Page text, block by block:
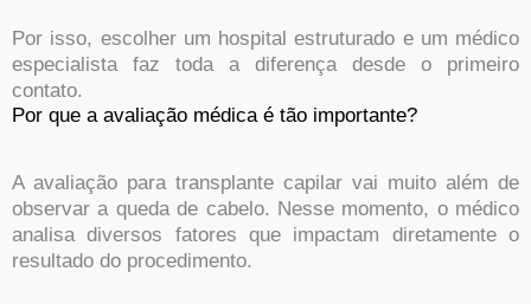
Por isso, escolher um hospital estruturado e um médico
especialista faz toda a diferença desde o primeiro
contato.
Por que a avaliação médica é tão importante?
A avaliação para transplante capilar vai muito além de
observar a queda de cabelo. Nesse momento, o médico
analisa diversos fatores que impactam diretamente o
resultado do procedimento.